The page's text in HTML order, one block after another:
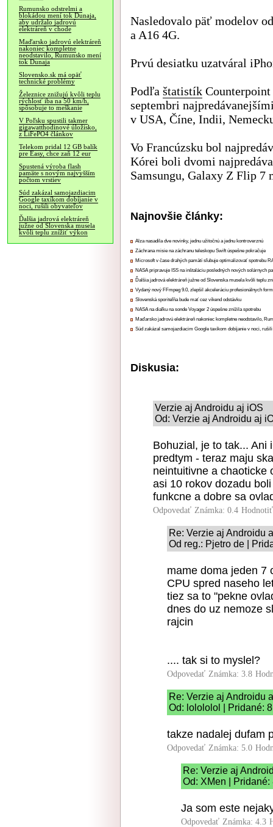
Rumunsko odstrelmi a
blokádou mení tok Dunaja,
aby udržalo jadrovú
elektráreň v chode
Maďarsko jadrovú elektráreň
nakoniec kompletne
neodstavilo, Rumunsko mení
tok Dunaja
Slovensko.sk má opäť
technické problémy
Železnice znižujú kvôli teplu
rýchlosť iba na 50 km/h,
spôsobuje to meškanie
V Poľsku spustili takmer
gigawatthodinové úložisko,
z LiFePO4 článkov
Telekom pridal 12 GB balík
pre Easy, chce zaň 12 eur
Spustená výroba flash
pamäte s novým najvyšším
počtom vrstiev
Súd zakázal samojazdiacim
Google taxíkom dobíjanie v
noci, rušili obyvateľov
Ďalšia jadrová elektráreň
južne od Slovenska musela
kvôli teplu znížiť výkon
Nasledovalo päť modelov
a A16 4G.
Prvú desiatku uzatváral
Podľa štatistík
septembri
v USA, Číne, Indii,
Vo Francúzsku bol
Kórei boli dvomi
Samsungu, Galaxy Z Flip 7
Najnovšie články:
Alza nasadila dve novinky, jednu užitočnú a jednu kontroverznú
Záchrana misie na záchranu teleskopu Swift úspešne pokračuje
Microsoft v čase drahých pamätí sľubuje optimalizovať spotrebu
NASA pripravuje ISS na inštaláciu posledných nových solárnych
Ďalšia jadrová elektráreň južne od Slovenska musela kvôli teplu
Vydaný nový FFmpeg 9.0, zlepšil akceleráciu profesionálnych
Slovenská sporiteľňa bude mať cez víkend odstávku
NASA na diaľku na sonde Voyager 2 úspešne znížila spotrebu
Maďarsko jadrovú elektráreň nakoniec kompletne neodstavilo,
Súd zakázal samojazdiacim Google taxíkom dobíjanie v noci,
Diskusia:
Verzie aj Androidu aj iOS
Od: Verzie aj Androidu aj
Bohuzial, je to tak... Ani
predtym - teraz maju
neintuitivne a chaoticke
asi 10 rokov dozadu
funkcne a dobre sa
Odpovedať Známka: 0.4
Re: Verzie aj Androidu
Od reg.: Pjetro de |
mame doma jeden 7
CPU spred naseho
tiez sa to "pekne
dnes do uz nemoze
rajcin
.... tak si to myslel?
Odpovedať Známka: 3.8
Re: Verzie aj Androidu
Od: lolololol | Pridané:
takze nadalej dufam
Odpovedať Známka: 5.0
Re: Verzie aj
Od: XMen |
Ja som este
Odpovedať Známka: 4.3